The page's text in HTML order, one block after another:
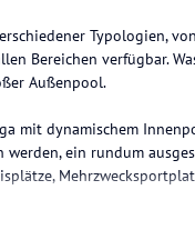
Typologien,
Bereichen verfügbar.
Außenpool.
mit dynamischem
werden, ein rundum